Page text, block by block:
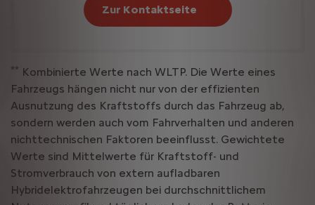
Zur Kontaktseite
** Kombinierte Werte nach WLTP. Die Werte eines
Fahrzeugs hängen nicht nur von der effizienten
Ausnutzung des Kraftstoffs durch das Fahrzeug ab,
sondern werden auch vom Fahrverhalten und anderen
nichttechnischen Faktoren beeinflusst. Gewichtete
Werte sind Mittelwerte für Kraftstoff- und
Stromverbrauch von extern aufladbaren
Hybridelektrofahrzeugen bei durchschnittlichem